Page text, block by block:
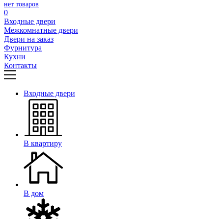
нет товаров
0
Входные двери
Межкомнатные двери
Двери на заказ
Фурнитура
Кухни
Контакты
Входные двери
В квартиру
В дом